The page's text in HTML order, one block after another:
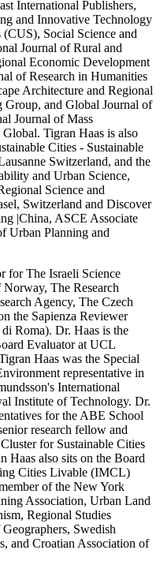
International Publishers,
and Innovative Technology
Social Science and
Journal of Rural and
Economic Development
of Research in Humanities
Architecture and Regional
and Global Journal of
Journal of Mass
Tigran Haas is also
Cities - Sustainable
Switzerland, and the
and Urban Science,
Science and
Switzerland and Discover
|China, ASCE Associate
Urban Planning and
for The Israeli Science
The Research
Agency, The Czech
the Sapienza Reviewer
Roma). Dr. Haas is the
Evaluator at UCL
Haas was the Special
representative in
International
Institute of Technology. Dr.
for the ABE School
research fellow and
for Sustainable Cities
Haas also sits on the Board
Cities Livable (IMCL)
of the New York
Association, Urban Land
Regional Studies
Swedish
and Croatian Association of